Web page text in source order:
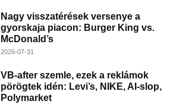
Nagy visszatérések versenye a
gyorskaja piacon: Burger King vs.
McDonald’s
2026-07-31
VB-after szemle, ezek a reklámok
pörögtek idén: Levi’s, NIKE, AI-slop,
Polymarket